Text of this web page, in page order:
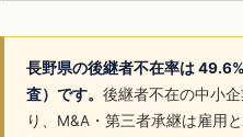
長野県の後継者不在率は
査）です。 後継者不在の中小
り、M&A・第三者承継は雇用